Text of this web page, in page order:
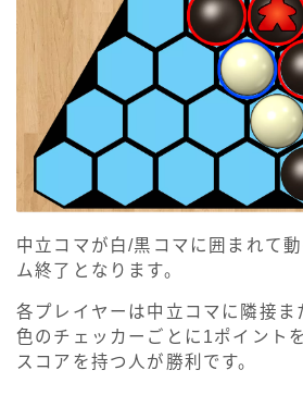
中立コマが白/黒コマに囲まれて
ム終了となります。
各プレイヤーは中立コマに隣接ま
色のチェッカーごとに1ポイント
スコアを持つ人が勝利です。